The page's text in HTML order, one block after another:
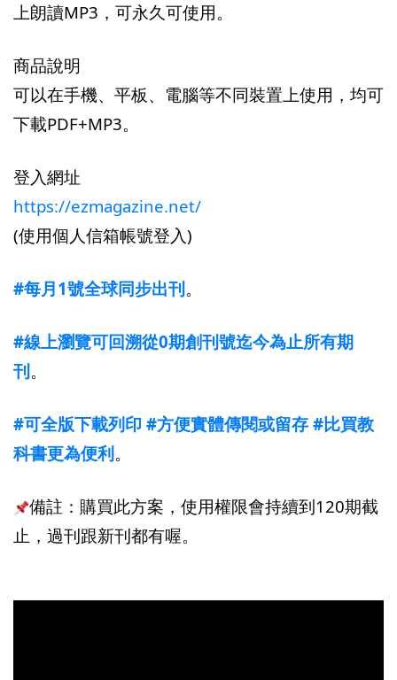
上朗讀MP3，可永久可使用。
商品說明
可以在手機、平板、電腦等不同裝置上使用，均可
下載PDF+MP3。
登入網址
https://ezmagazine.net/
(使用個人信箱帳號登入)
#每月1號全球同步出刊。
#線上瀏覽可回溯從0期創刊號迄今為止所有期
刊。
#可全版下載列印 #方便實體傳閱或留存 #比買教
科書更為便利。
備註：購買此方案，使用權限會持續到120期截
止，過刊跟新刊都有喔。